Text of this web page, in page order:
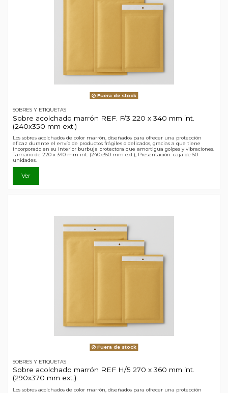
Fuera de stock
SOBRES Y ETIQUETAS
Sobre acolchado marrón REF. F/3 220 x 340 mm int.
(240x350 mm ext.)
Los sobres acolchados de color marrón, diseñados para ofrecer una protección
eficaz durante el envío de productos frágiles o delicados, gracias a que tiene
incorporado en su interior burbuja protectora que amortigua golpes y vibraciones.
Tamaño de 220 x 340 mm int. (240x350 mm ext.), Presentación: caja de 50
unidades.
Ver
Fuera de stock
SOBRES Y ETIQUETAS
Sobre acolchado marrón REF H/5 270 x 360 mm int.
(290x370 mm ext.)
Los sobres acolchados de color marrón, diseñados para ofrecer una protección